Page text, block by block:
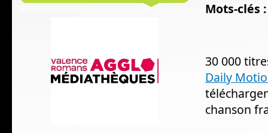
Mots-clés :
30 000
Daily
chanson